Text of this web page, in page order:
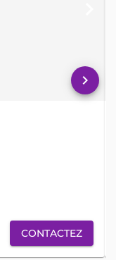
CONTACTEZ
keyboard_arrow_right